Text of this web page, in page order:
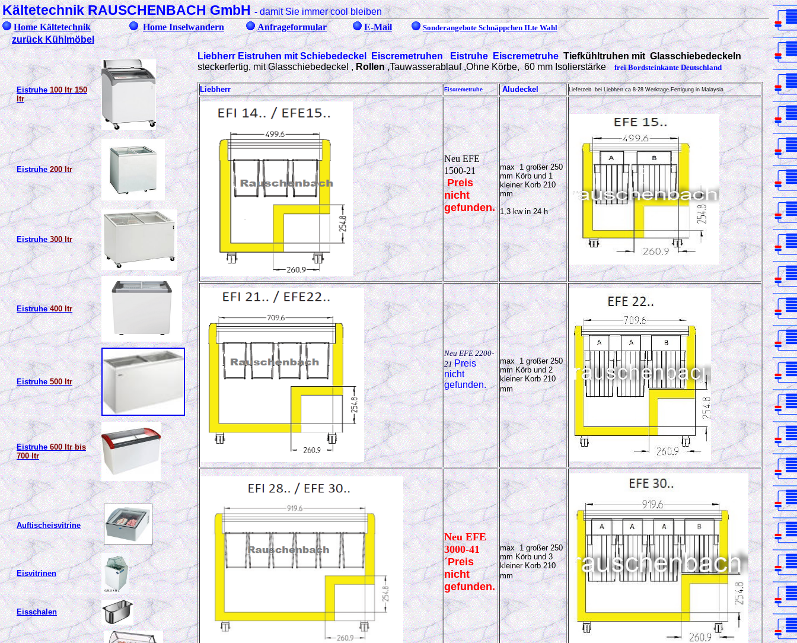
Kältetechnik RAUSCHENBACH GmbH-damit Sie immer cool bleiben
Home Kältetechnik
Home Inselwandern Anfrageformular E-Mail Sonderangebote Schnäppchen II.te Wahl
zurück Kühlmöbel
Eistruhe100 ltr 150
ltr
Eistruhe200 ltr
Eistruhe300 ltr
Eistruhe400 ltr
Eistruhe500 ltr
Eistruhe600 ltr bis
700 ltr
Auftischeisvitrine
Eisvitrinen
Eisschalen
Liebherr Eistruhen mit Schiebedeckel Eiscremetruhen Eistruhe Eiscremetruhe Tiefkühltruhen mit Glasschiebedeckeln
steckerfertig, mit Glasschiebedeckel ,Rollen,Tauwasserablauf ,Ohne Körbe, 60 mm Isolierstärke frei Bordsteinkante Deutschland
Liebherr Eiscremetruhe Aludeckel Lieferzeit bei Liebherr ca 8-28 Werktage Fertigung in Malaysia
Neu EFE
1500-21
Preis
nicht
gefunden.
max 1 großer 250
mm Körb und 1
kleiner Korb 210
mm
1,3 kw in 24 h
Neu EFE 2200-
21Preis
nicht
gefunden.
max 1 großer 250
mm Körb und 2
kleiner Korb 210
mm
Neu EFE
3000-41
´Preis
nicht
gefunden.
max 1 großer 250
mm Körb und 3
kleiner Korb 210
mm